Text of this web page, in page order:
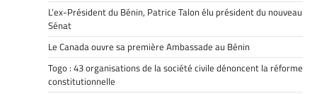
L’ex-Président du Bénin, Patrice Talon élu président du nouveau
Sénat
Le Canada ouvre sa première Ambassade au Bénin
Togo : 43 organisations de la société civile dénoncent la réforme
constitutionnelle